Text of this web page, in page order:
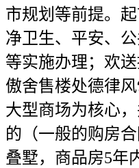
市规划等前提。
净卫生、平安、
等实施办理；欢
傲舍售楼处德律
大型商场为核心
的（一般的购房
叠墅，商品房5年